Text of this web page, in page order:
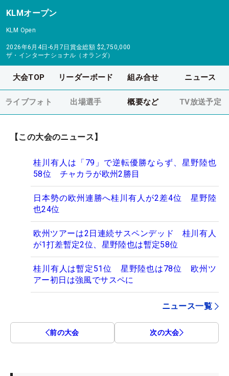
KLMオープン
KLM Open
2026年6月4日-6月7日 賞金総額 $2,750,000
ザ・インターナショナル（オランダ）
大会TOP リーダーボード 組み合せ ニュース
ライブフォト 出場選手 概要など TV放送予定
【この大会のニュース】
桂川有人は「79」で逆転優勝ならず、星野陸也
58位 チャカラが欧州2勝目
日本勢の欧州連勝へ桂川有人が2差4位 星野陸
也24位
欧州ツアーは2日連続サスペンデッド 桂川有人
が1打差暫定2位、星野陸也は暫定58位
桂川有人は暫定51位 星野陸也は78位 欧州ツ
アー初日は強風でサスペに
ニュース一覧
前の大会 次の大会